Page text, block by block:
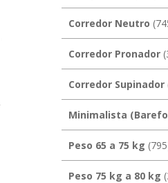
Corredor Neutro
Corredor Pronador
Corredor Supinador
Minimalista
Peso 65 a 75 kg
Peso 75 kg a 80 kg